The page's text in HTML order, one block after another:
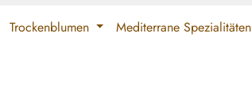
Trockenblumen Mediterrane Spezialitäten